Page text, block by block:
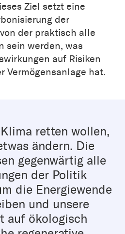
Ziel setzt eine
der
der praktisch alle
sein werden, was
auf Risiken
Vermögensanlage hat.
retten wollen,
ändern. Die
gegenwärtig alle
der Politik
die Energiewende
und unsere
auf ökologisch